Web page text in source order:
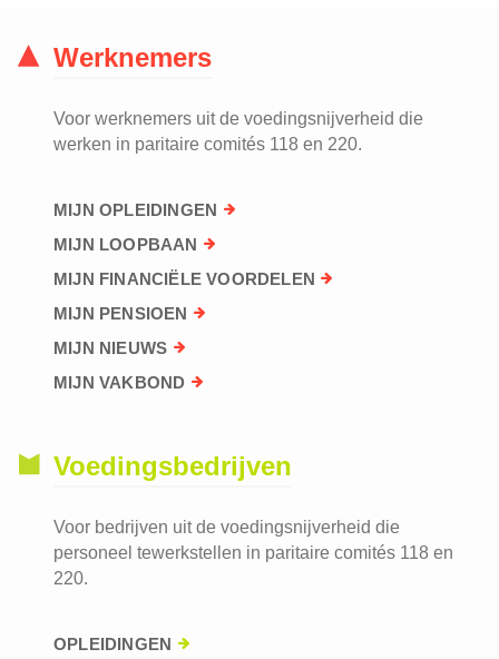
Werknemers
Voor werknemers uit de voedingsnijverheid die
werken in paritaire comités 118 en 220.
MIJN OPLEIDINGEN
MIJN LOOPBAAN
MIJN FINANCIËLE VOORDELEN
MIJN PENSIOEN
MIJN NIEUWS
MIJN VAKBOND
Voedingsbedrijven
Voor bedrijven uit de voedingsnijverheid die
personeel tewerkstellen in paritaire comités 118 en
220.
OPLEIDINGEN